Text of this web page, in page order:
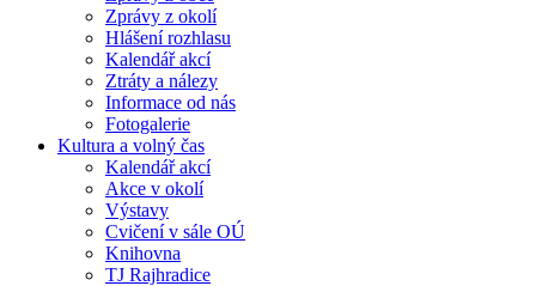
Zprávy z okolí
Hlášení rozhlasu
Kalendář akcí
Ztráty a nálezy
Informace od nás
Fotogalerie
Kultura a volný čas
Kalendář akcí
Akce v okolí
Výstavy
Cvičení v sále OÚ
Knihovna
TJ Rajhradice